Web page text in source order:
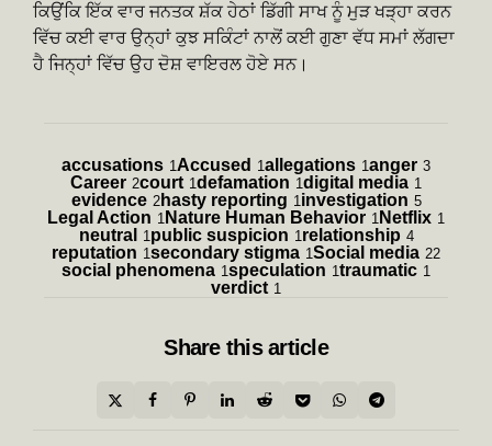
ਕਿਉਂਕਿ ਇੱਕ ਵਾਰ ਜਨਤਕ ਸ਼ੱਕ ਹੇਠਾਂ ਡਿੱਗੀ ਸਾਖ ਨੂੰ ਮੁੜ ਖੜ੍ਹਾ ਕਰਨ
ਵਿੱਚ ਕਈ ਵਾਰ ਉਨ੍ਹਾਂ ਕੁਝ ਸਕਿੰਟਾਂ ਨਾਲੋਂ ਕਈ ਗੁਣਾ ਵੱਧ ਸਮਾਂ ਲੱਗਦਾ
ਹੈ ਜਿਨ੍ਹਾਂ ਵਿੱਚ ਉਹ ਦੋਸ਼ ਵਾਇਰਲ ਹੋਏ ਸਨ।
accusations 1 Accused 1 allegations 1 anger 3
Career 2court 1 defamation 1 digital media 1
evidence 2hasty reporting 1 investigation 5
Legal Action 1 Nature Human Behavior 1 Netflix 1
neutral 1 public suspicion 1 relationship 4
reputation 1 secondary stigma 1 Social media 22
social phenomena 1 speculation 1 traumatic 1
verdict 1
Share this article